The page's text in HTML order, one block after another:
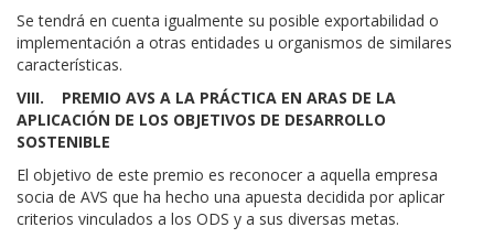
Se tendrá en cuenta igualmente su posible exportabilidad o
implementación a otras entidades u organismos de similares
características.
VIII. PREMIO AVS A LA PRÁCTICA EN ARAS DE LA
APLICACIÓN DE LOS OBJETIVOS DE DESARROLLO
SOSTENIBLE
El objetivo de este premio es reconocer a aquella empresa
socia de AVS que ha hecho una apuesta decidida por aplicar
criterios vinculados a los ODS y a sus diversas metas.